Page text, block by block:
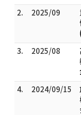
2.
2025/09
3.
2025/08
4.
2024/09/15